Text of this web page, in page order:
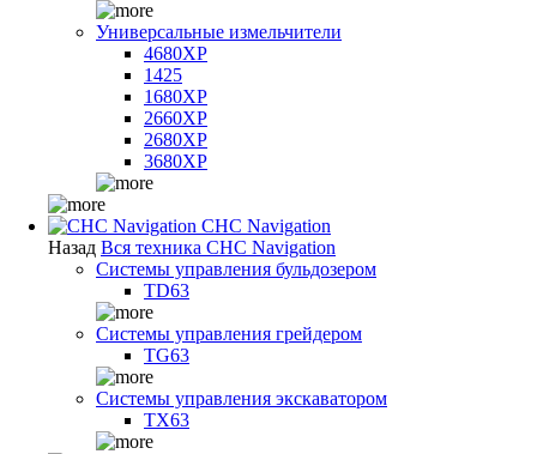
Универсальные измельчители
4680XP
1425
1680XP
2660XP
2680XP
3680XP
CHC Navigation
Назад Вся техника CHC Navigation
Системы управления бульдозером
TD63
Системы управления грейдером
TG63
Системы управления экскаватором
TX63